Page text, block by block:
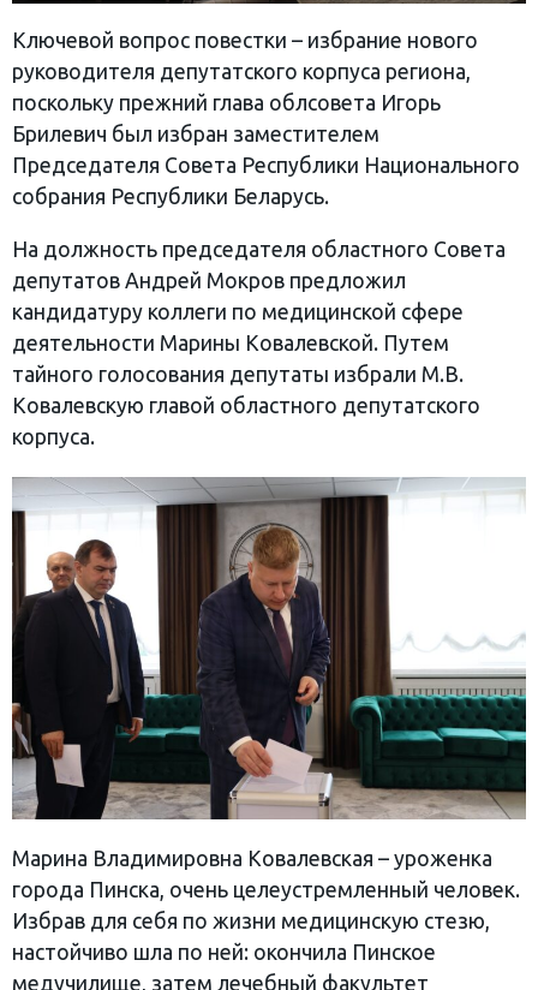
Ключевой вопрос повестки – избрание нового
руководителя депутатского корпуса региона,
поскольку прежний глава облсовета Игорь
Брилевич был избран заместителем
Председателя Совета Республики Национального
собрания Республики Беларусь.
На должность председателя областного Совета
депутатов Андрей Мокров предложил
кандидатуру коллеги по медицинской сфере
деятельности Марины Ковалевской. Путем
тайного голосования депутаты избрали М.В.
Ковалевскую главой областного депутатского
корпуса.
Марина Владимировна Ковалевская – уроженка
города Пинска, очень целеустремленный человек.
Избрав для себя по жизни медицинскую стезю,
настойчиво шла по ней: окончила Пинское
медучилище, затем лечебный факультет